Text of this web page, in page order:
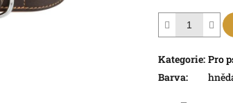
Kategorie: Pro
Barva: